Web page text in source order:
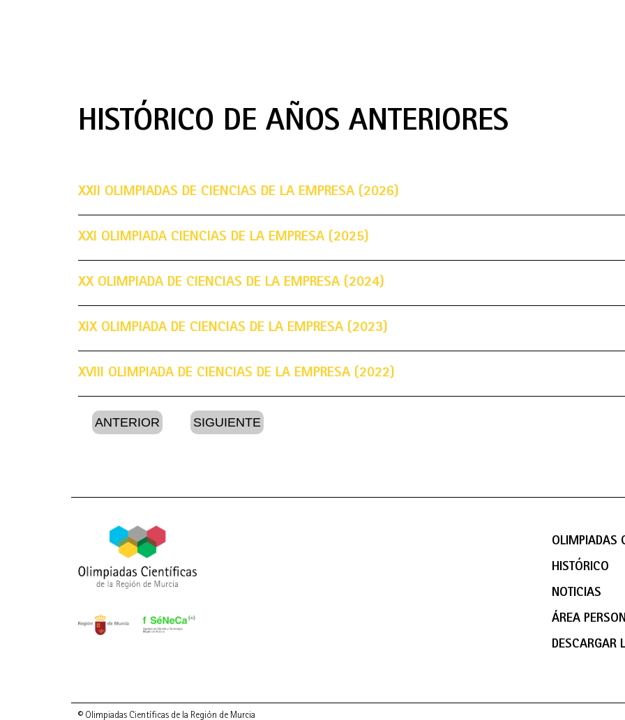
HISTÓRICO DE AÑOS ANTERIORES
XXII OLIMPIADAS DE CIENCIAS DE LA EMPRESA (2026)
XXI OLIMPIADA CIENCIAS DE LA EMPRESA (2025)
XX OLIMPIADA DE CIENCIAS DE LA EMPRESA (2024)
XIX OLIMPIADA DE CIENCIAS DE LA EMPRESA (2023)
XVIII OLIMPIADA DE CIENCIAS DE LA EMPRESA (2022)
ANTERIOR SIGUIENTE
OLIMPIADAS
HISTÓRICO
NOTICIAS
ÁREA
DESCARGAR
© Olimpiadas Científicas de la Región de Murcia